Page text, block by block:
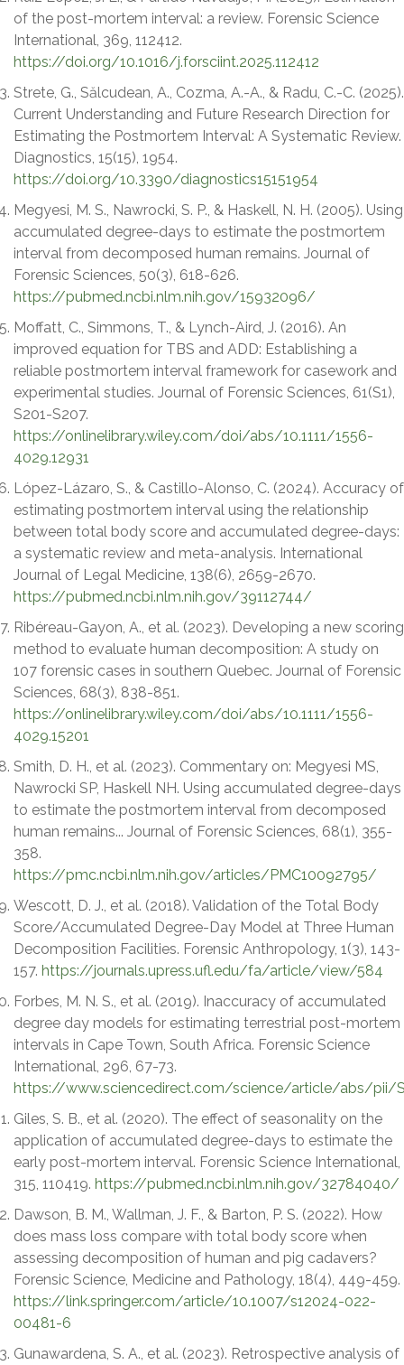
of the post-mortem interval: a review. Forensic Science
International, 369, 112412.
https://doi.org/10.1016/j.forsciint.2025.112412
Strete, G., Sălcudean, A., Cozma, A.-A., & Radu, C.-C. (2025).
Current Understanding and Future Research Direction for
Estimating the Postmortem Interval: A Systematic Review.
Diagnostics, 15(15), 1954.
https://doi.org/10.3390/diagnostics15151954
Megyesi, M. S., Nawrocki, S. P., & Haskell, N. H. (2005). Using
accumulated degree-days to estimate the postmortem
interval from decomposed human remains. Journal of
Forensic Sciences, 50(3), 618-626.
https://pubmed.ncbi.nlm.nih.gov/15932096/
Moffatt, C., Simmons, T., & Lynch-Aird, J. (2016). An
improved equation for TBS and ADD: Establishing a
reliable postmortem interval framework for casework and
experimental studies. Journal of Forensic Sciences, 61(S1),
S201-S207.
https://onlinelibrary.wiley.com/doi/abs/10.1111/1556-
4029.12931
López-Lázaro, S., & Castillo-Alonso, C. (2024). Accuracy of
estimating postmortem interval using the relationship
between total body score and accumulated degree-days:
a systematic review and meta-analysis. International
Journal of Legal Medicine, 138(6), 2659-2670.
https://pubmed.ncbi.nlm.nih.gov/39112744/
Ribéreau-Gayon, A., et al. (2023). Developing a new scoring
method to evaluate human decomposition: A study on
107 forensic cases in southern Quebec. Journal of Forensic
Sciences, 68(3), 838-851.
https://onlinelibrary.wiley.com/doi/abs/10.1111/1556-
4029.15201
Smith, D. H., et al. (2023). Commentary on: Megyesi MS,
Nawrocki SP, Haskell NH. Using accumulated degree-days
to estimate the postmortem interval from decomposed
human remains... Journal of Forensic Sciences, 68(1), 355-
358.
https://pmc.ncbi.nlm.nih.gov/articles/PMC10092795/
Wescott, D. J., et al. (2018). Validation of the Total Body
Score/Accumulated Degree-Day Model at Three Human
Decomposition Facilities. Forensic Anthropology, 1(3), 143-
157. https://journals.upress.ufl.edu/fa/article/view/584
Forbes, M. N. S., et al. (2019). Inaccuracy of accumulated
degree day models for estimating terrestrial post-mortem
intervals in Cape Town, South Africa. Forensic Science
International, 296, 67-73.
https://www.sciencedirect.com/science/article/abs/pii/
Giles, S. B., et al. (2020). The effect of seasonality on the
application of accumulated degree-days to estimate the
early post-mortem interval. Forensic Science International,
315, 110419. https://pubmed.ncbi.nlm.nih.gov/32784040/
Dawson, B. M., Wallman, J. F., & Barton, P. S. (2022). How
does mass loss compare with total body score when
assessing decomposition of human and pig cadavers?
Forensic Science, Medicine and Pathology, 18(4), 449-459.
https://link.springer.com/article/10.1007/s12024-022-
00481-6
Gunawardena, S. A., et al. (2023). Retrospective analysis of